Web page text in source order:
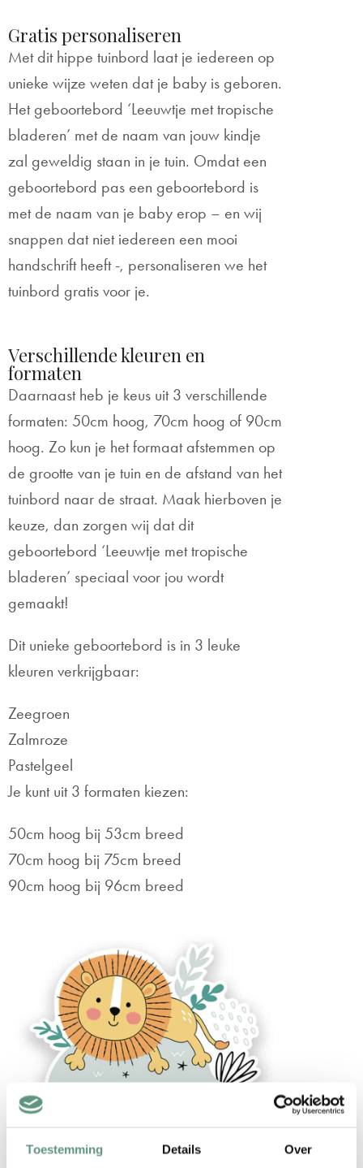
Toestemming Details Over
Gratis personaliseren
Met dit hippe tuinbord laat je iedereen op
unieke wijze weten dat je baby is geboren.
Het geboortebord ‘Leeuwtje met tropische
bladeren’ met de naam van jouw kindje
zal geweldig staan in je tuin. Omdat een
geboortebord pas een geboortebord is
met de naam van je baby erop – en wij
snappen dat niet iedereen een mooi
handschrift heeft -, personaliseren we het
tuinbord gratis voor je.
Verschillende kleuren en
formaten
Daarnaast heb je keus uit 3 verschillende
formaten: 50cm hoog, 70cm hoog of 90cm
hoog. Zo kun je het formaat afstemmen op
de grootte van je tuin en de afstand van het
tuinbord naar de straat. Maak hierboven je
keuze, dan zorgen wij dat dit
geboortebord ‘Leeuwtje met tropische
bladeren’ speciaal voor jou wordt
gemaakt!
Dit unieke geboortebord is in 3 leuke
kleuren verkrijgbaar:
Zeegroen
Zalmroze
Pastelgeel
Je kunt uit 3 formaten kiezen:
50cm hoog bij 53cm breed
70cm hoog bij 75cm breed
90cm hoog bij 96cm breed